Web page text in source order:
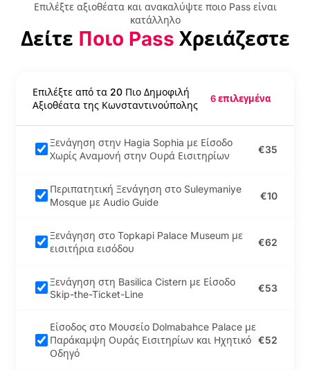
Εισιτήριο Εισόδου
στο Μουσείο Beşiktaş
Ημερήσια ξενάγηση
στη λίμνη Sapanca &
Εισιτήριο Εισόδου
Οδός Istiklal
Εισιτήριο Εισόδου
Flyzone Air Sports -
Mall of Istanbul
Εισιτήριο Εισόδου
Flyzone Air Sports -
Επιλέξτε αξιοθέατα και ανακαλύψτε ποιο Pass είναι
κατάλληλο
Δείτε Ποιο Pass Χρειάζεστε
Επιλέξτε από τα 20 Πιο Δημοφιλή
Αξιοθέατα της Κωνσταντινούπολης
6 επιλεγμένα
Ξενάγηση στην Hagia Sophia με Είσοδο
Χωρίς Αναμονή στην Ουρά Εισιτηρίων
€35
Περιπατητική Ξενάγηση στο Suleymaniye
Mosque με Audio Guide
€10
Ξενάγηση στο Topkapi Palace Museum με
εισιτήρια εισόδου
€62
Ξενάγηση στη Basilica Cistern με Είσοδο
Skip-the-Ticket-Line
€53
Είσοδος στο Μουσείο Dolmabahce Palace με
Παράκαμψη Ουράς Εισιτηρίων και Ηχητικό
Οδηγό
€52